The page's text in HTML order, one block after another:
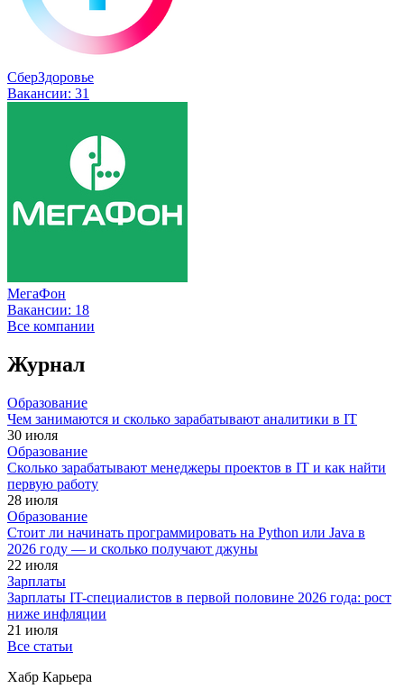
СберЗдоровье
Вакансии: 31
МегаФон
Вакансии: 18
Все компании
Журнал
Образование
Чем занимаются и сколько зарабатывают аналитики в IT
30 июля
Образование
Сколько зарабатывают менеджеры проектов в IT и как найти
первую работу
28 июля
Образование
Стоит ли начинать программировать на Python или Java в
2026 году — и сколько получают джуны
22 июля
Зарплаты
Зарплаты IT-специалистов в первой половине 2026 года: рост
ниже инфляции
21 июля
Все статьи
Хабр Карьера